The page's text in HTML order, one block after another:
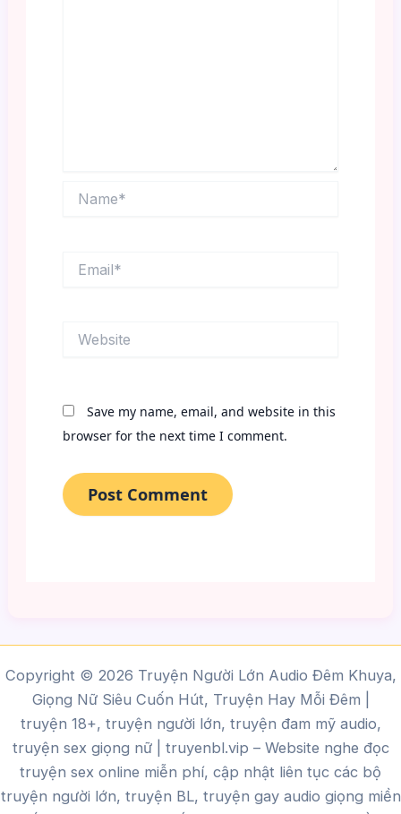
Save my name, email, and website in this
browser for the next time I comment.
Copyright © 2026 Truyện Người Lớn Audio Đêm Khuya,
Giọng Nữ Siêu Cuốn Hút, Truyện Hay Mỗi Đêm |
truyện 18+, truyện người lớn, truyện đam mỹ audio,
truyện sex giọng nữ | truyenbl.vip – Website nghe đọc
truyện sex online miễn phí, cập nhật liên tục các bộ
truyện người lớn, truyện BL, truyện gay audio giọng miền